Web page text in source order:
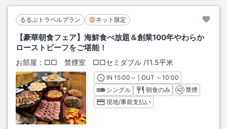
るるぶトラベルプラン ネット限定
【豪華朝食フェア】海鮮食べ放題＆創業100年やわらか
ローストビーフをご堪能！
お部屋： □□ 禁煙室 □□セミダブル /11.5平米
INチェックイン
15:00 ～ | OUT チェックアウト
～10:00
シングル
朝食のみ
禁煙
現地/事前支払い